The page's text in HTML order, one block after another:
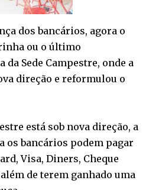
dos bancários, agora o
ou o último
Sede Campestre, onde a
direção e reformulou o
está sob nova direção, a
os bancários podem pagar
Visa, Diners, Cheque
de terem ganhado uma